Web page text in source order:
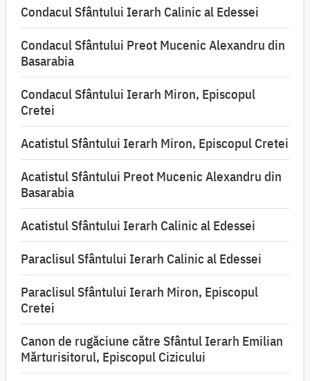
Condacul Sfântului Ierarh Calinic al Edessei
Condacul Sfântului Preot Mucenic Alexandru din
Basarabia
Condacul Sfântului Ierarh Miron, Episcopul
Cretei
Acatistul Sfântului Ierarh Miron, Episcopul Cretei
Acatistul Sfântului Preot Mucenic Alexandru din
Basarabia
Acatistul Sfântului Ierarh Calinic al Edessei
Paraclisul Sfântului Ierarh Calinic al Edessei
Paraclisul Sfântului Ierarh Miron, Episcopul
Cretei
Canon de rugăciune către Sfântul Ierarh Emilian
Mărturisitorul, Episcopul Cizicului